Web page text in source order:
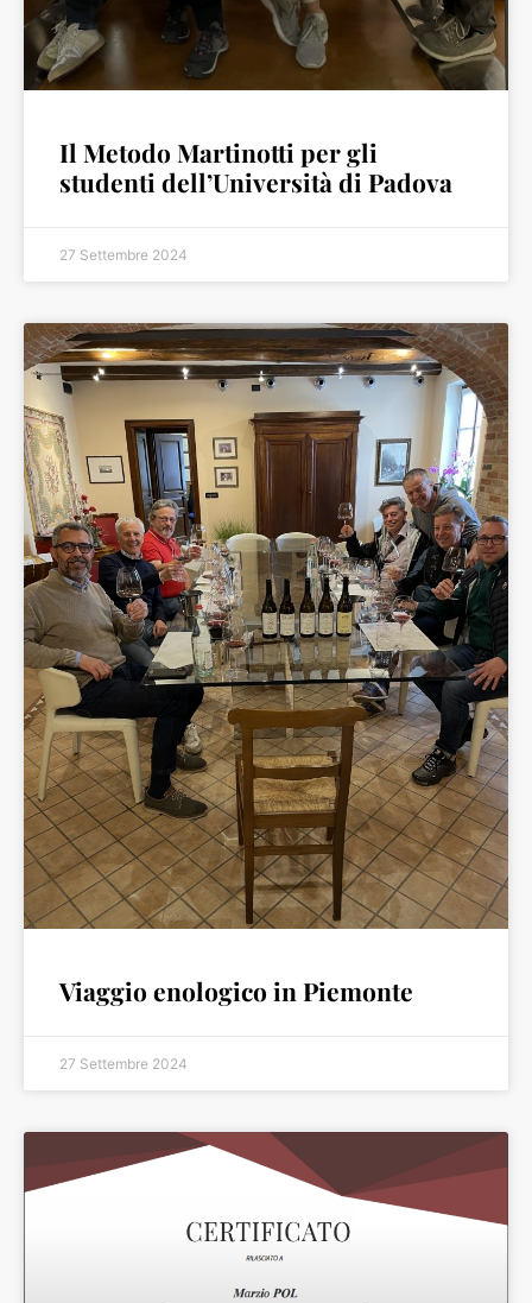
Il Metodo Martinotti per gli
studenti dell’Università di Padova
27 Settembre 2024
Viaggio enologico in Piemonte
27 Settembre 2024